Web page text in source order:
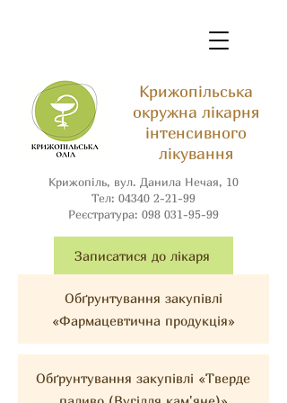
Крижопільська
окружна лікарня
інтенсивного
лікування
Крижопіль, вул. Данила Нечая, 10
Тел: 04340 2-21-99
Реєстратура: 098 031-95-99
Записатися до лікаря
Обґрунтування закупівлі
«Фармацевтична продукція»
Обґрунтування закупівлі «Тверде